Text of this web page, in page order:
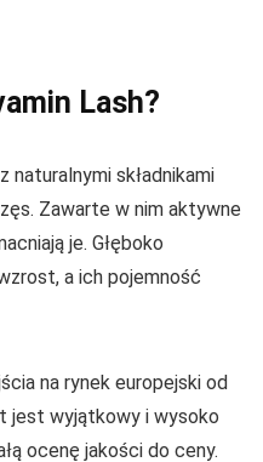
Lash?
naturalnymi składnikami
Zawarte w nim aktywne
je. Głęboko
a ich pojemność
na rynek europejski od
jest wyjątkowy i wysoko
ocenę jakości do ceny.